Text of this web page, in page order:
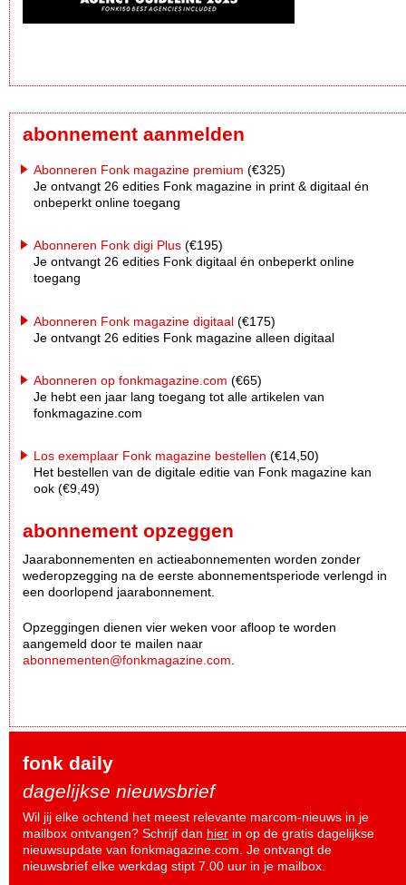
abonnement aanmelden
Abonneren Fonk magazine premium (€325)
Je ontvangt 26 edities Fonk magazine in print & digitaal én
onbeperkt online toegang
Abonneren Fonk digi Plus (€195)
Je ontvangt 26 edities Fonk digitaal én onbeperkt online
toegang
Abonneren Fonk magazine digitaal (€175)
Je ontvangt 26 edities Fonk magazine alleen digitaal
Abonneren op fonkmagazine.com (€65)
Je hebt een jaar lang toegang tot alle artikelen van
fonkmagazine.com
Los exemplaar Fonk magazine bestellen (€14,50)
Het bestellen van de digitale editie van Fonk magazine kan
ook (€9,49)
abonnement opzeggen
Jaarabonnementen en actieabonnementen worden zonder
wederopzegging na de eerste abonnementsperiode verlengd in
een doorlopend jaarabonnement.
Opzeggingen dienen vier weken voor afloop te worden
aangemeld door te mailen naar
abonnementen@fonkmagazine.com
fonk daily
dagelijkse nieuwsbrief
Wil jij elke ochtend het meest relevante marcom-nieuws in je
mailbox ontvangen? Schrijf dan hier in op de gratis dagelijkse
nieuwsupdate van fonkmagazine.com. Je ontvangt de
nieuwsbrief elke werkdag stipt 7.00 uur in je mailbox.